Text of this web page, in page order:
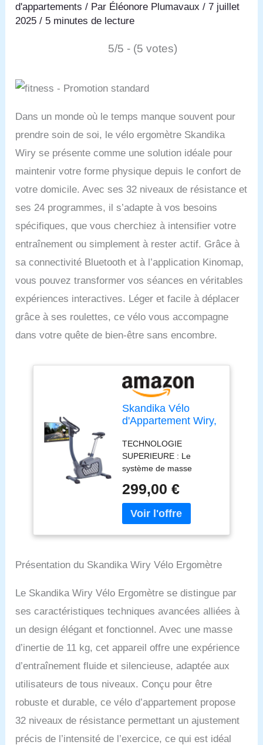
d'appartements / Par Éléonore Plumavaux/7 juillet
2025/ 5 minutes de lecture
5/5 - (5 votes)
Dans un monde où le temps manque souvent pour
prendre soin de soi, le vélo ergomètre Skandika
Wiry se présente comme une solution idéale pour
maintenir votre forme physique depuis le confort de
votre domicile. Avec ses 32 niveaux de résistance et
ses 24 programmes, il s’adapte à vos besoins
spécifiques, que vous cherchiez à intensifier votre
entraînement ou simplement à rester actif. Grâce à
sa connectivité Bluetooth et à l’application Kinomap,
vous pouvez transformer vos séances en véritables
expériences interactives. Léger et facile à déplacer
grâce à ses roulettes, ce vélo vous accompagne
dans votre quête de bien-être sans encombre.
Skandika Vélo
d'Appartement Wiry,
Résistance, 24
Programmes, Écran
LCD, Bluetooth,
Kinomap, Velo d
appartement,
Freinage
Magnétique,
Support Tablette,
TECHNOLOGIE
SUPERIEURE : Le
système de masse
entraînement par
courroie silencieux vous
offre une transmission de
roulement à billes de
sensation de pédalage
une utilisation de longue
durée. 32 niveaux de
console permettent un
entraînement efficace à
domicile et favorisent la
réalisation de vos
objectifs d'entraînement.
PLUS INTELLIGENT : Le
large écran permet
d'avoir une bonne vue
299,00 €
Présentation du Skandika Wiry Vélo Ergomètre
Le Skandika Wiry Vélo Ergomètre se distingue par
ses caractéristiques techniques avancées alliées à
un design élégant et fonctionnel. Avec une masse
d’inertie de 11 kg, cet appareil offre une expérience
d’entraînement fluide et silencieuse, adaptée aux
utilisateurs de tous niveaux. Conçu pour être
robuste et durable, ce vélo d’appartement propose
32 niveaux de résistance permettant un ajustement
précis de l’intensité de l’exercice, ce qui est idéal